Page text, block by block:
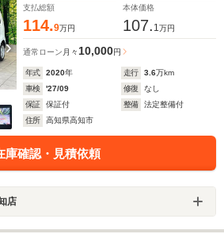
支払総額
114.9万円
本体価格
107. 1 万円
通常ローン 月々 10,000円
年式 2020年 走行 3.6万km
車検
'27/09 修復
なし
保証
保証付 整備
法定整備付
住所
高知県高知市
庫確認・見積依頼
店